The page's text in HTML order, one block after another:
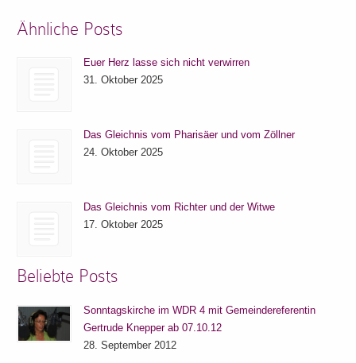
Ähnliche Posts
Euer Herz lasse sich nicht verwirren
31. Oktober 2025
Das Gleichnis vom Pharisäer und vom Zöllner
24. Oktober 2025
Das Gleichnis vom Richter und der Witwe
17. Oktober 2025
Beliebte Posts
Sonntagskirche im WDR 4 mit Gemeindereferentin
Gertrude Knepper ab 07.10.12
28. September 2012